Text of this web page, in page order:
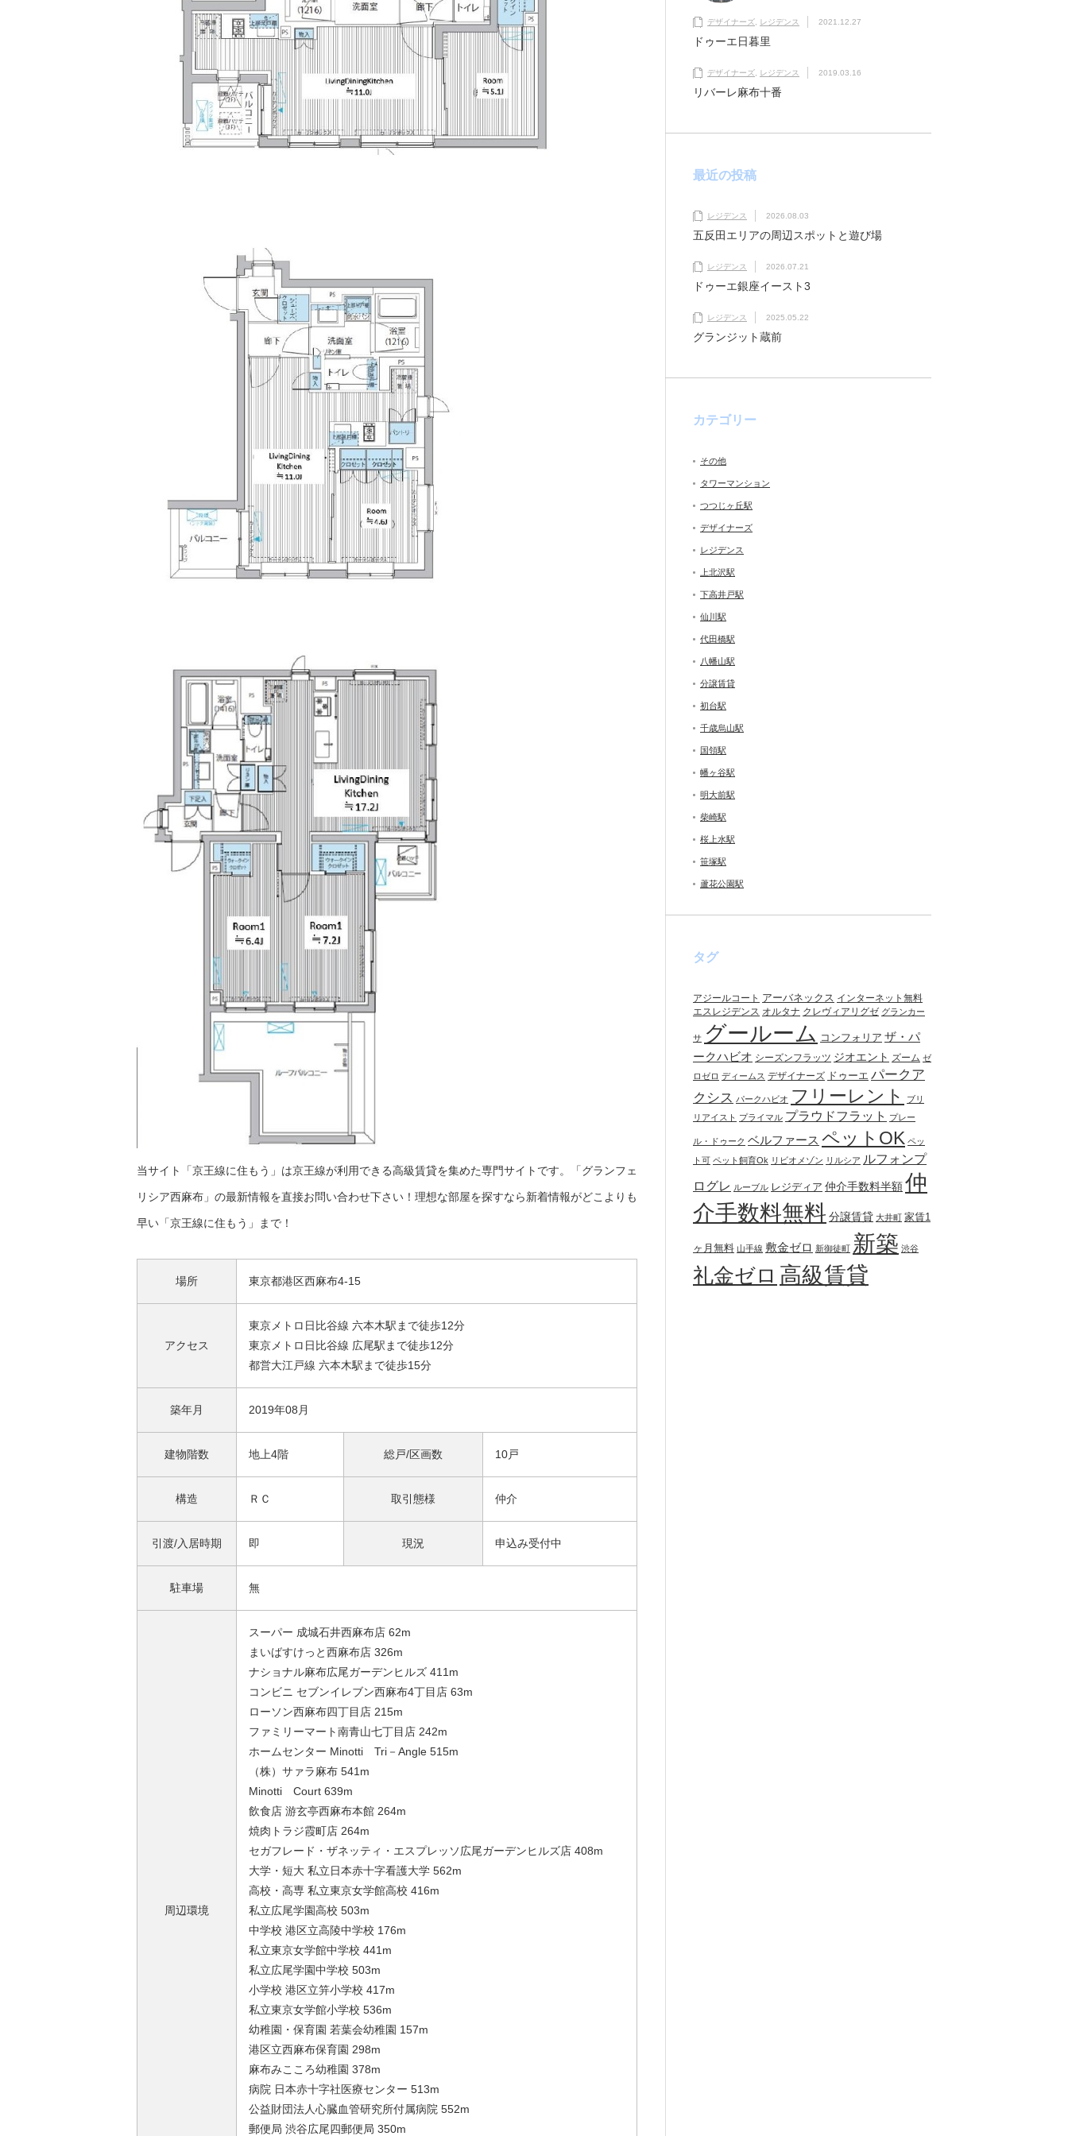
当サイト「京王線に住もう」は京王線が利用できる高級賃貸を集めた専門サイトです。「グランフェ
リシア西麻布」の最新情報を直接お問い合わせ下さい！理想な部屋を探すなら新着情報がどこよりも
早い「京王線に住もう」まで！
場所 東京都港区西麻布4-15
アクセス
東京メトロ日比谷線 六本木駅まで徒歩12分
東京メトロ日比谷線 広尾駅まで徒歩12分
都営大江戸線 六本木駅まで徒歩15分
築年月 2019年08月
建物階数 地上4階 総戸/区画数 10戸
構造 ＲＣ 取引態様 仲介
引渡/入居時期 即 現況 申込み受付中
駐車場 無
周辺環境
スーパー 成城石井西麻布店 62m
まいばすけっと西麻布店 326m
ナショナル麻布広尾ガーデンヒルズ 411m
コンビニ セブンイレブン西麻布4丁目店 63m
ローソン西麻布四丁目店 215m
ファミリーマート南青山七丁目店 242m
ホームセンター Minotti Tri－Angle 515m
（株）サァラ麻布 541m
Minotti Court 639m
飲食店 游玄亭西麻布本館 264m
焼肉トラジ霞町店 264m
セガフレード・ザネッティ・エスプレッソ広尾ガーデンヒルズ店 408m
大学・短大 私立日本赤十字看護大学 562m
高校・高専 私立東京女学館高校 416m
私立広尾学園高校 503m
中学校 港区立高陵中学校 176m
私立東京女学館中学校 441m
私立広尾学園中学校 503m
小学校 港区立笄小学校 417m
私立東京女学館小学校 536m
幼稚園・保育園 若葉会幼稚園 157m
港区立西麻布保育園 298m
麻布みこころ幼稚園 378m
病院 日本赤十字社医療センター 513m
公益財団法人心臓血管研究所付属病院 552m
郵便局 渋谷広尾四郵便局 350m
デザイナーズ レジデンス 2021.12.27
ドゥーエ日暮里
デザイナーズ レジデンス 2019.03.16
リバーレ麻布十番
最近の投稿
レジデンス 2026.08.03
五反田エリアの周辺スポットと遊び場
レジデンス 2026.07.21
ドゥーエ銀座イースト3
レジデンス 2025.05.22
グランジット蔵前
カテゴリー
その他
タワーマンション
つつじヶ丘駅
デザイナーズ
レジデンス
上北沢駅
下高井戸駅
仙川駅
代田橋駅
八幡山駅
分譲賃貸
初台駅
千歳烏山駅
国領駅
幡ヶ谷駅
明大前駅
柴崎駅
桜上水駅
笹塚駅
蘆花公園駅
タグ
アジールコート アーバネックス インターネット無料
エスレジデンス オルタナ クレヴィアリグゼ グランカー
サ グールーム コンフォリア ザ・パ
ークハビオ シーズンフラッツ ジオエント ズーム ゼ
ロゼロ ディームス デザイナーズ ドゥーエ パークア
クシス パークハビオ フリーレント
ブリ
リアイスト プライマル プラウドフラット プレー
ル・ドゥーク ベルファース ペットOK ペッ
ト可 ペット飼育Ok リビオメゾン リルシア ルフォンプ
ログレ ルーブル レジディア 仲介手数料半額仲
介手数料無料 分譲賃貸 大井町 家賃1
ヶ月無料 山手線 敷金ゼロ 新御徒町 新築 渋谷
礼金ゼロ 高級賃貸